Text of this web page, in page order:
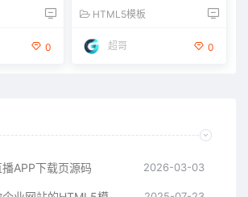
0
HTML5模板
超哥 0
APP下载页源码 2026-03-03